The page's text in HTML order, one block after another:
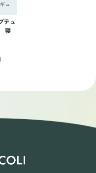
ュ
テュ
寝